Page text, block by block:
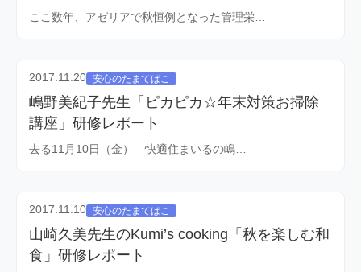
ここ数年、アゼリアで秋恒例となった管理栄…
2017.11.20 安心のたまてばこ
嶋野美紀子先生「ピカピカ☆年末対策お掃除
講座」研修レポート
去る11月10日（金） 快適住まいるの嶋…
2017.11.10 安心のたまてばこ
山崎久美先生のKumi’s cooking「秋を楽しむ和
食」研修レポート